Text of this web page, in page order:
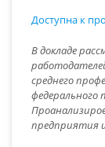
Доступна к
В докладе
среднего
федерального
предприятия